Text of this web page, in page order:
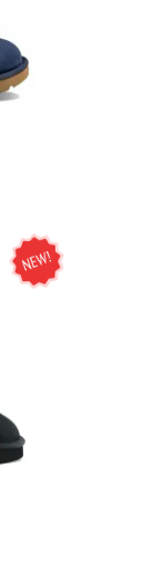
NEW